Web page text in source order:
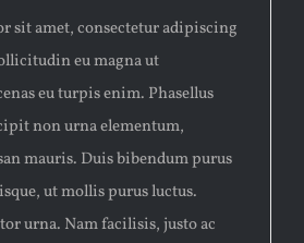
sit amet, consectetur adipiscing
eu magna ut
eu turpis enim. Phasellus
non urna elementum,
mauris. Duis bibendum purus
ut mollis purus luctus.
urna. Nam facilisis, justo ac